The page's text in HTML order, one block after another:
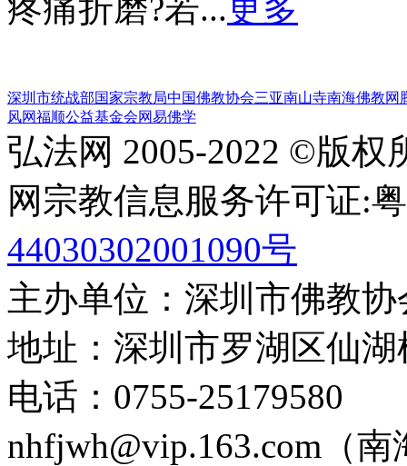
疼痛折磨?若...更多
深圳市统战部国家宗教局中国佛教协会三亚南山寺南海佛教网
风网福顺公益基金会网易佛学
弘法网 2005-2022 ©版权
网宗教信息服务许可证:
44030302001090号
主办单位：深圳市佛教
地址：深圳市罗湖区仙
电话：0755-25179580
nhfjwh@vip.163.com（南